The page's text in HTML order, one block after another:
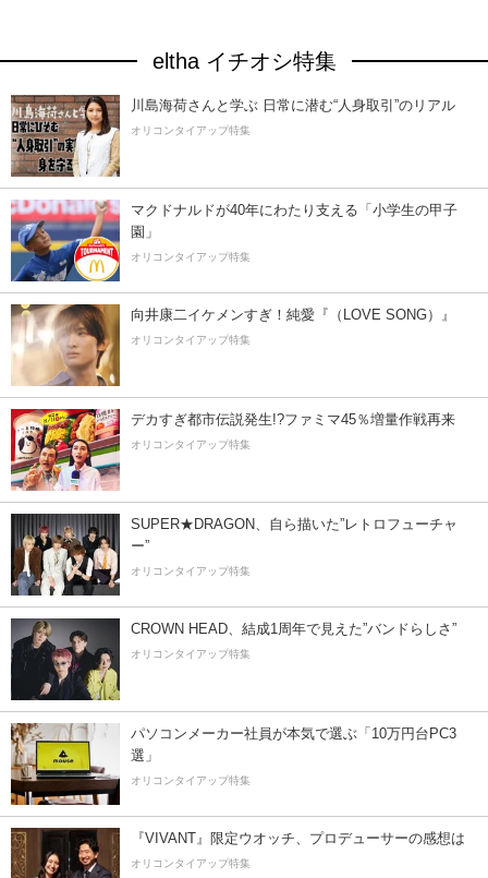
eltha イチオシ特集
川島海荷さんと学ぶ 日常に潜む“人身取引”のリアル
オリコンタイアップ特集
マクドナルドが40年にわたり支える「小学生の甲子
園」
オリコンタイアップ特集
向井康二イケメンすぎ！純愛『（LOVE SONG）』
オリコンタイアップ特集
デカすぎ都市伝説発生!?ファミマ45％増量作戦再来
オリコンタイアップ特集
SUPER★DRAGON、自ら描いた”レトロフューチャ
ー”
オリコンタイアップ特集
CROWN HEAD、結成1周年で見えた”バンドらしさ”
オリコンタイアップ特集
パソコンメーカー社員が本気で選ぶ「10万円台PC3
選」
オリコンタイアップ特集
『VIVANT』限定ウオッチ、プロデューサーの感想は
オリコンタイアップ特集